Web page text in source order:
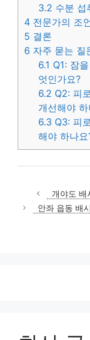
3.2 수분 섭
4 전문가의 조
5 결론
6 자주 묻는 질
6.1 Q1: 잠
엇인가요?
6.2 Q2: 피
개선해야
6.3 Q3: 피
해야 하나요
개야도 배
안좌 읍동 배